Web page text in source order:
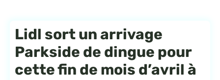
Lidl sort un arrivage
Parkside de dingue pour
cette fin de mois d’avril à